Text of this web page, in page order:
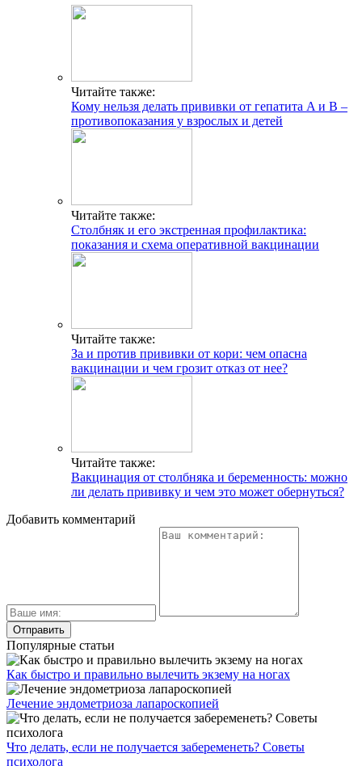
Читайте также:
Кому нельзя делать прививки от гепатита A и B –
противопоказания у взрослых и детей
Читайте также:
Столбняк и его экстренная профилактика:
показания и схема оперативной вакцинации
Читайте также:
За и против прививки от кори: чем опасна
вакцинации и чем грозит отказ от нее?
Читайте также:
Вакцинация от столбняка и беременность: можно
ли делать прививку и чем это может обернуться?
Добавить комментарий
Популярные статьи
Как быстро и правильно вылечить экзему на ногах
Лечение эндометриоза лапароскопией
Что делать, если не получается забеременеть? Советы
психолога